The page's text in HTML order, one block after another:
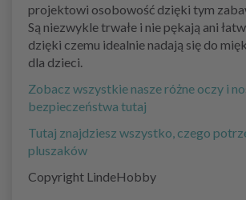
projektowi osobowość dzięki tym
Są niezwykle trwałe i nie pękają ani
dzięki czemu idealnie nadają się do
dla dzieci.
Zobacz wszystkie nasze różne oczy i
bezpieczeństwa tutaj
Tutaj znajdziesz wszystko, czego
pluszaków
Copyright LindeHobby